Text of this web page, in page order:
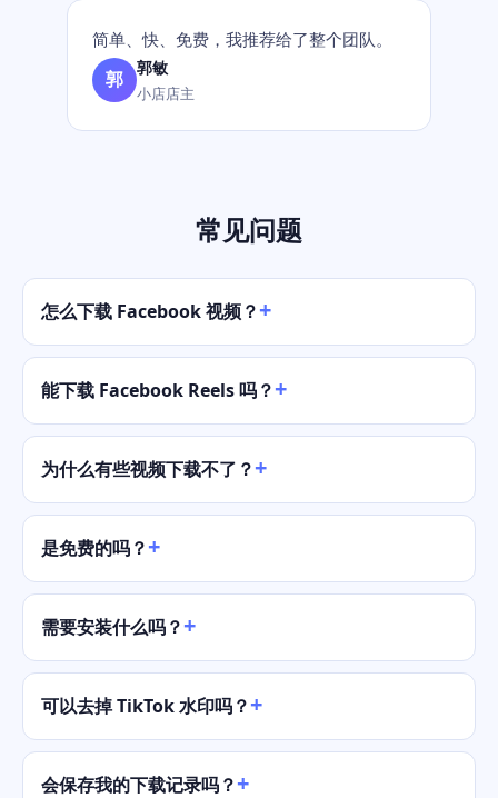
简单、快、免费，我推荐给了整个团队。
郭 郭敏
小店店主
常见问题
怎么下载 Facebook 视频？
能下载 Facebook Reels 吗？
为什么有些视频下载不了？
是免费的吗？
需要安装什么吗？
可以去掉 TikTok 水印吗？
会保存我的下载记录吗？